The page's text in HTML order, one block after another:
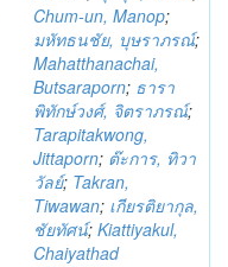
Chum-un, Manop;
มหัทธนชัย, บุษราภรณ์;
Mahatthanachai,
Butsaraporn; ธารา
พิทักษ์วงศ์, จิตราภรณ์;
Tarapitakwong,
Jittaporn; ต๊ะการ, ทิวา
วัลย์; Takran,
Tiwawan; เกียรติยากุล,
ชัยทัศน์; Kiattiyakul,
Chaiyathad